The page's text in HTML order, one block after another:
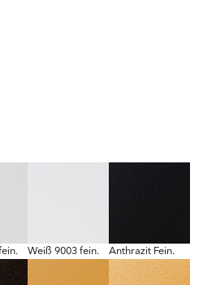
Weiß 9003 fein. Anthrazit Fein.